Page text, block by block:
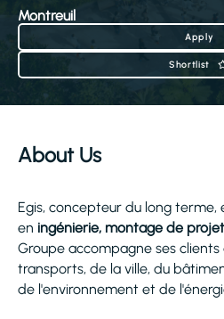
Montreuil
Apply
Shortlist
About Us
Egis, concepteur du long terme,
en ingénierie, montage de
Groupe accompagne ses
transports, de la ville, du
de l'environnement et de